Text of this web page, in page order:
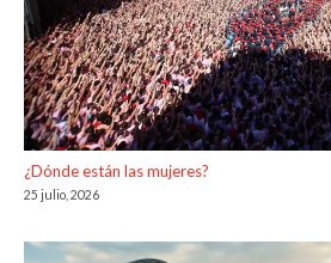
¿Dónde están las mujeres?
25 julio, 2026